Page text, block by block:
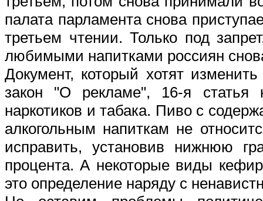
палата парламента снова
третьем чтении. Только под
любимыми напитками россиян
Документ, который хотят
закон "О рекламе", 16-я статья
наркотиков и табака. Пиво с
алкогольным напиткам не
исправить, установив нижнюю
процента. А некоторые виды
это определение наряду с